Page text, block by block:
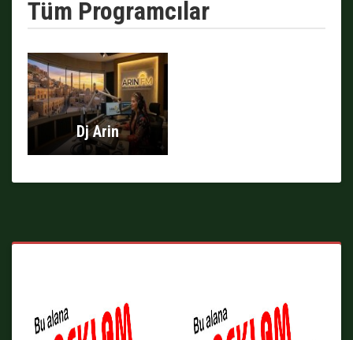
Tüm Programcılar
Dj Arin